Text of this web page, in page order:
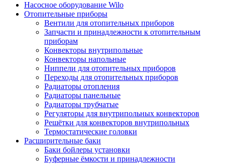
Насосное оборудование Wilo
Отопительные приборы
Вентили для отопительных приборов
Запчасти и принадлежности к отопительным
приборам
Конвекторы внутрипольные
Конвекторы напольные
Ниппели для отопительных приборов
Переходы для отопительных приборов
Радиаторы отопления
Радиаторы панельные
Радиаторы трубчатые
Регуляторы для внутрипольных конвекторов
Решётки для конвекторов внутрипольных
Термостатические головки
Расширительные баки
Баки бойлеры установки
Буферные ёмкости и принадлежности